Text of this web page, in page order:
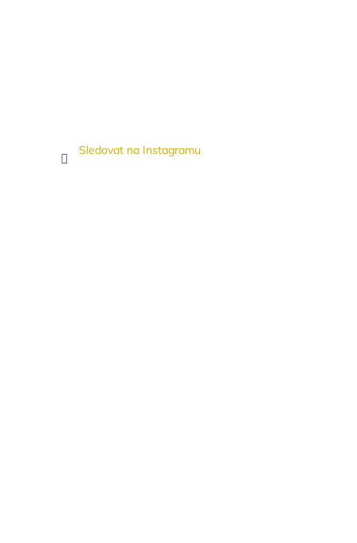
Sledovat na Instagramu